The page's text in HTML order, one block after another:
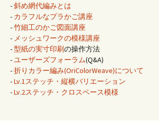
-斜め網代編みとは
- カラフルなプラかご講座
-竹細工のかご図面講座
- メッシュワークの模様講座
-型紙の実寸印刷の操作方法
-ユーザーズフォーラム(Q&A)
-折りカラー編み(OriColorWeave)について
-Lv.1ステッチ・縦横バリエーション
-Lv.2ステッチ・クロスベース模様